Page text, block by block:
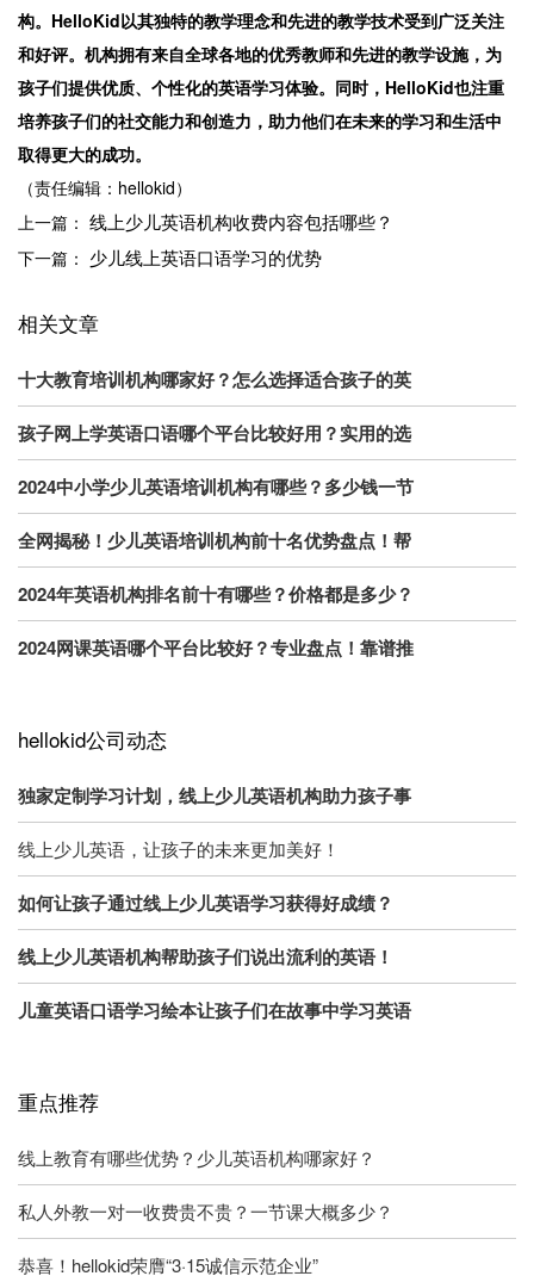
构。HelloKid以其独特的教学理念和先进的教学技术受到广泛关注
和好评。机构拥有来自全球各地的优秀教师和先进的教学设施，为
孩子们提供优质、个性化的英语学习体验。同时，HelloKid也注重
培养孩子们的社交能力和创造力，助力他们在未来的学习和生活中
取得更大的成功。
（责任编辑：hellokid）
上一篇： 线上少儿英语机构收费内容包括哪些？
下一篇： 少儿线上英语口语学习的优势
相关文章
十大教育培训机构哪家好？怎么选择适合孩子的英
孩子网上学英语口语哪个平台比较好用？实用的选
2024中小学少儿英语培训机构有哪些？多少钱一节
全网揭秘！少儿英语培训机构前十名优势盘点！帮
2024年英语机构排名前十有哪些？价格都是多少？
2024网课英语哪个平台比较好？专业盘点！靠谱推
hellokid公司动态
独家定制学习计划，线上少儿英语机构助力孩子事
线上少儿英语，让孩子的未来更加美好！
如何让孩子通过线上少儿英语学习获得好成绩？
线上少儿英语机构帮助孩子们说出流利的英语！
儿童英语口语学习绘本让孩子们在故事中学习英语
重点推荐
线上教育有哪些优势？少儿英语机构哪家好？
私人外教一对一收费贵不贵？一节课大概多少？
恭喜！hellokid荣膺“3·15诚信示范企业”